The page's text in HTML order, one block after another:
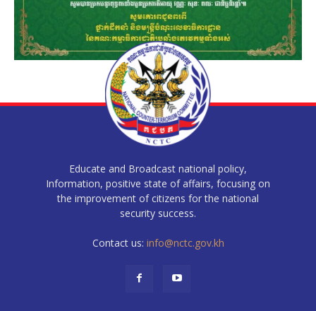
Educate and Broadcast national policy,
Information, positive state of affairs, focusing on
the improvement of citizens for the national
security success.
Contact us: info@nctc.gov.kh